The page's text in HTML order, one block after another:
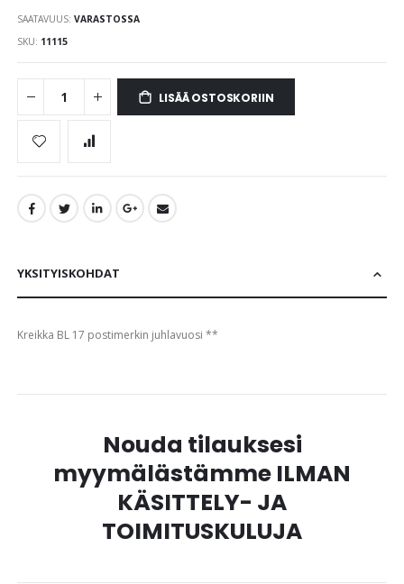
images
gallery
SAATAVUUS: VARASTOSSA
SKU 11115
LISÄÄ OSTOSKORIIN
YKSITYISKOHDAT
Kreikka BL 17 postimerkin juhlavuosi **
Nouda tilauksesi
myymälästämme ILMAN
KÄSITTELY- JA
TOIMITUSKULUJA